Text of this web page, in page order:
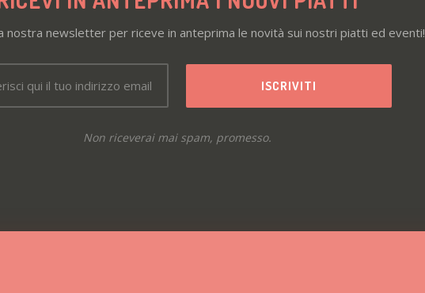
nostra newsletter per riceve in anteprima le novità sui nostri piatti ed eventi!
Non riceverai mai spam, promesso.